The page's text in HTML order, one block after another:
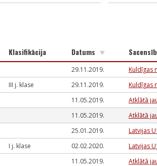
Klasifikācija Datums
29.11.2019.
Kuldīgas
III j. klase 29.11.2019.
Kuldīgas
11.05.2019.
Atklātā
11.05.2019.
Atklātā
25.01.2019.
Latvijas
I j. klase 02.02.2020.
Latvijas
11.05.2019. Atklātā